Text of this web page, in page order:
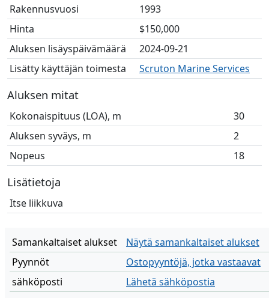
Rakennusvuosi
1993
Hinta
$150,000
Aluksen lisäyspäivämäärä
2024-09-21
Lisätty käyttäjän toimesta
Scruton Marine Services
Aluksen mitat
Kokonaispituus (LOA), m
30
Aluksen syväys, m
2
Nopeus
18
Lisätietoja
Itse liikkuva
Samankaltaiset alukset
Näytä samankaltaiset alukset
Pyynnöt
Ostopyyntöjä, jotka vastaavat
sähköposti
Lähetä sähköpostia